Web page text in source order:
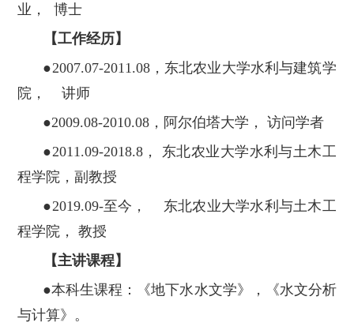
业， 博士
【工作经历】
●2007.07-2011.08，东北农业大学水利与建筑学
院， 讲师
●2009.08-2010.08，阿尔伯塔大学， 访问学者
●2011.09-2018.8， 东北农业大学水利与土木工
程学院，副教授
●2019.09-至今， 东北农业大学水利与土木工
程学院， 教授
【主讲课程】
●本科生课程：《地下水水文学》，《水文分析
与计算》。